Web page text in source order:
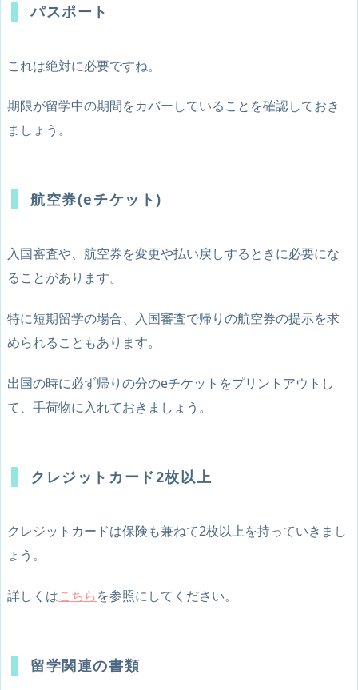
パスポート
これは絶対に必要ですね。
期限が留学中の期間をカバーしていることを確認しておき
ましょう。
航空券(eチケット)
入国審査や、航空券を変更や払い戻しするときに必要にな
ることがあります。
特に短期留学の場合、入国審査で帰りの航空券の提示を求
められることもあります。
出国の時に必ず帰りの分のeチケットをプリントアウトし
て、手荷物に入れておきましょう。
クレジットカード2枚以上
クレジットカードは保険も兼ねて2枚以上を持っていきまし
ょう。
詳しくはこちらを参照にしてください。
留学関連の書類